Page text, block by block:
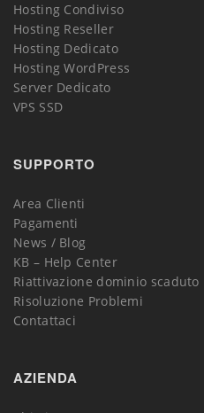
Hosting Condiviso
Hosting Reseller
Hosting Dedicato
Hosting WordPress
Server Dedicato
VPS SSD
SUPPORTO
Area Clienti
Pagamenti
News / Blog
KB – Help Center
Riattivazione dominio scaduto
Risoluzione Problemi
Contattaci
AZIENDA